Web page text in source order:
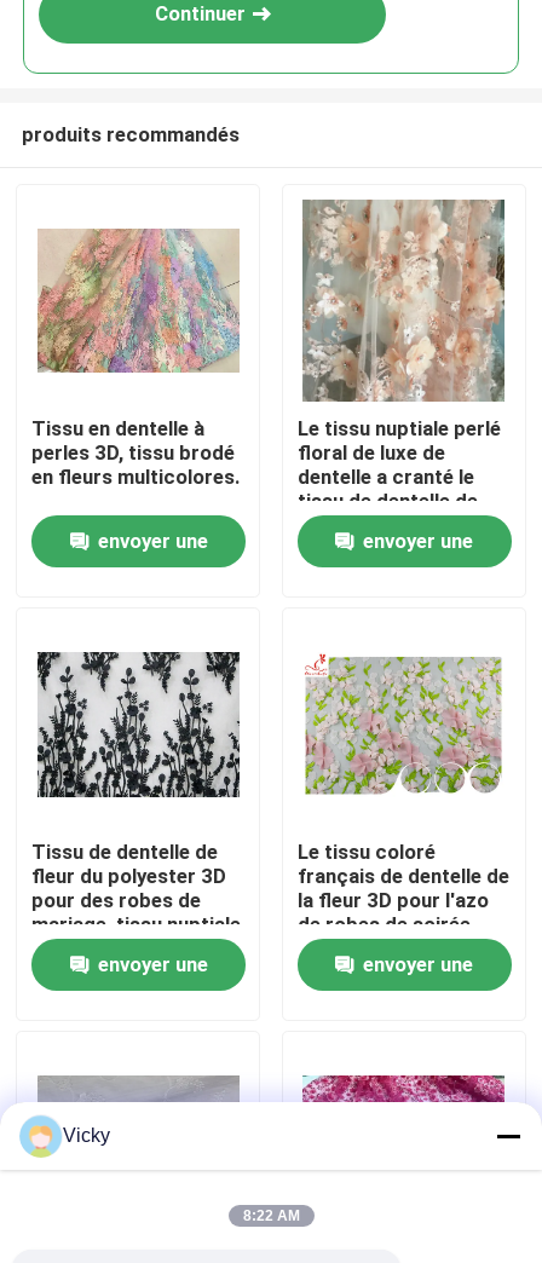
Maison
Au sujet de nous
Visite d'usine
Contrôle de qualité
Contactez-nous
Exhibition Information
tissu brodé de dentelle
Continuer
produits recommandés
Tissu en dentelle à
perles 3D, tissu brodé
en fleurs multicolores.
envoyer une
Le tissu nuptiale perlé
floral de luxe de
dentelle a cranté le
tissu de dentelle de
robe de mariage de
bord
envoyer une
Tissu de dentelle de
fleur du polyester 3D
pour des robes de
mariage, tissu nuptiale
brodé de dentelle
envoyer une
Le tissu coloré
français de dentelle de
la fleur 3D pour l'azo
de robes de soirée
libèrent
envoyer une
Vicky
8:22 AM